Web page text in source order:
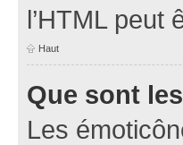
l’HTML peut
Haut
Que sont
Les